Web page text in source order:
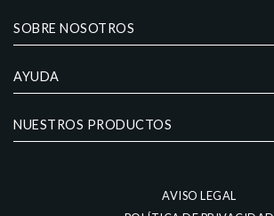
SOBRE NOSOTROS
AYUDA
NUESTROS PRODUCTOS
AVISO LEGAL